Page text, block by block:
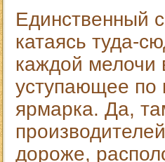
Единственный
катаясь туда-
каждой мелочи
уступающее по
ярмарка. Да,
дороже,